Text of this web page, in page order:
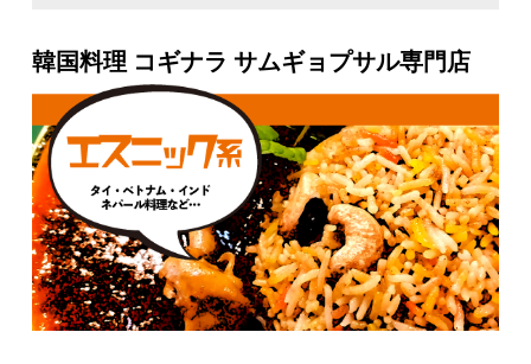
韓国料理 コギナラ サムギョプサル専門店